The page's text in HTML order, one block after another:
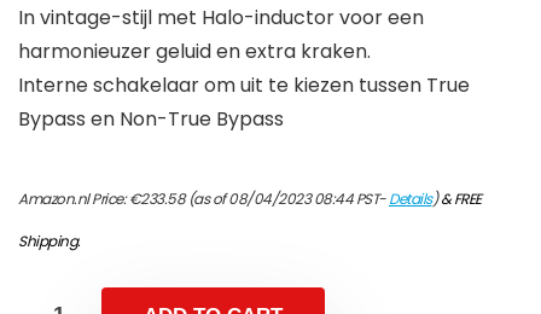
In vintage-stijl met Halo-inductor voor een
harmonieuzer geluid en extra kraken.
Interne schakelaar om uit te kiezen tussen True
Bypass en Non-True Bypass
Amazon.nl Price:€233.58(as of 08/04/2023 08:44 PST-Details)&FREE
Shipping.